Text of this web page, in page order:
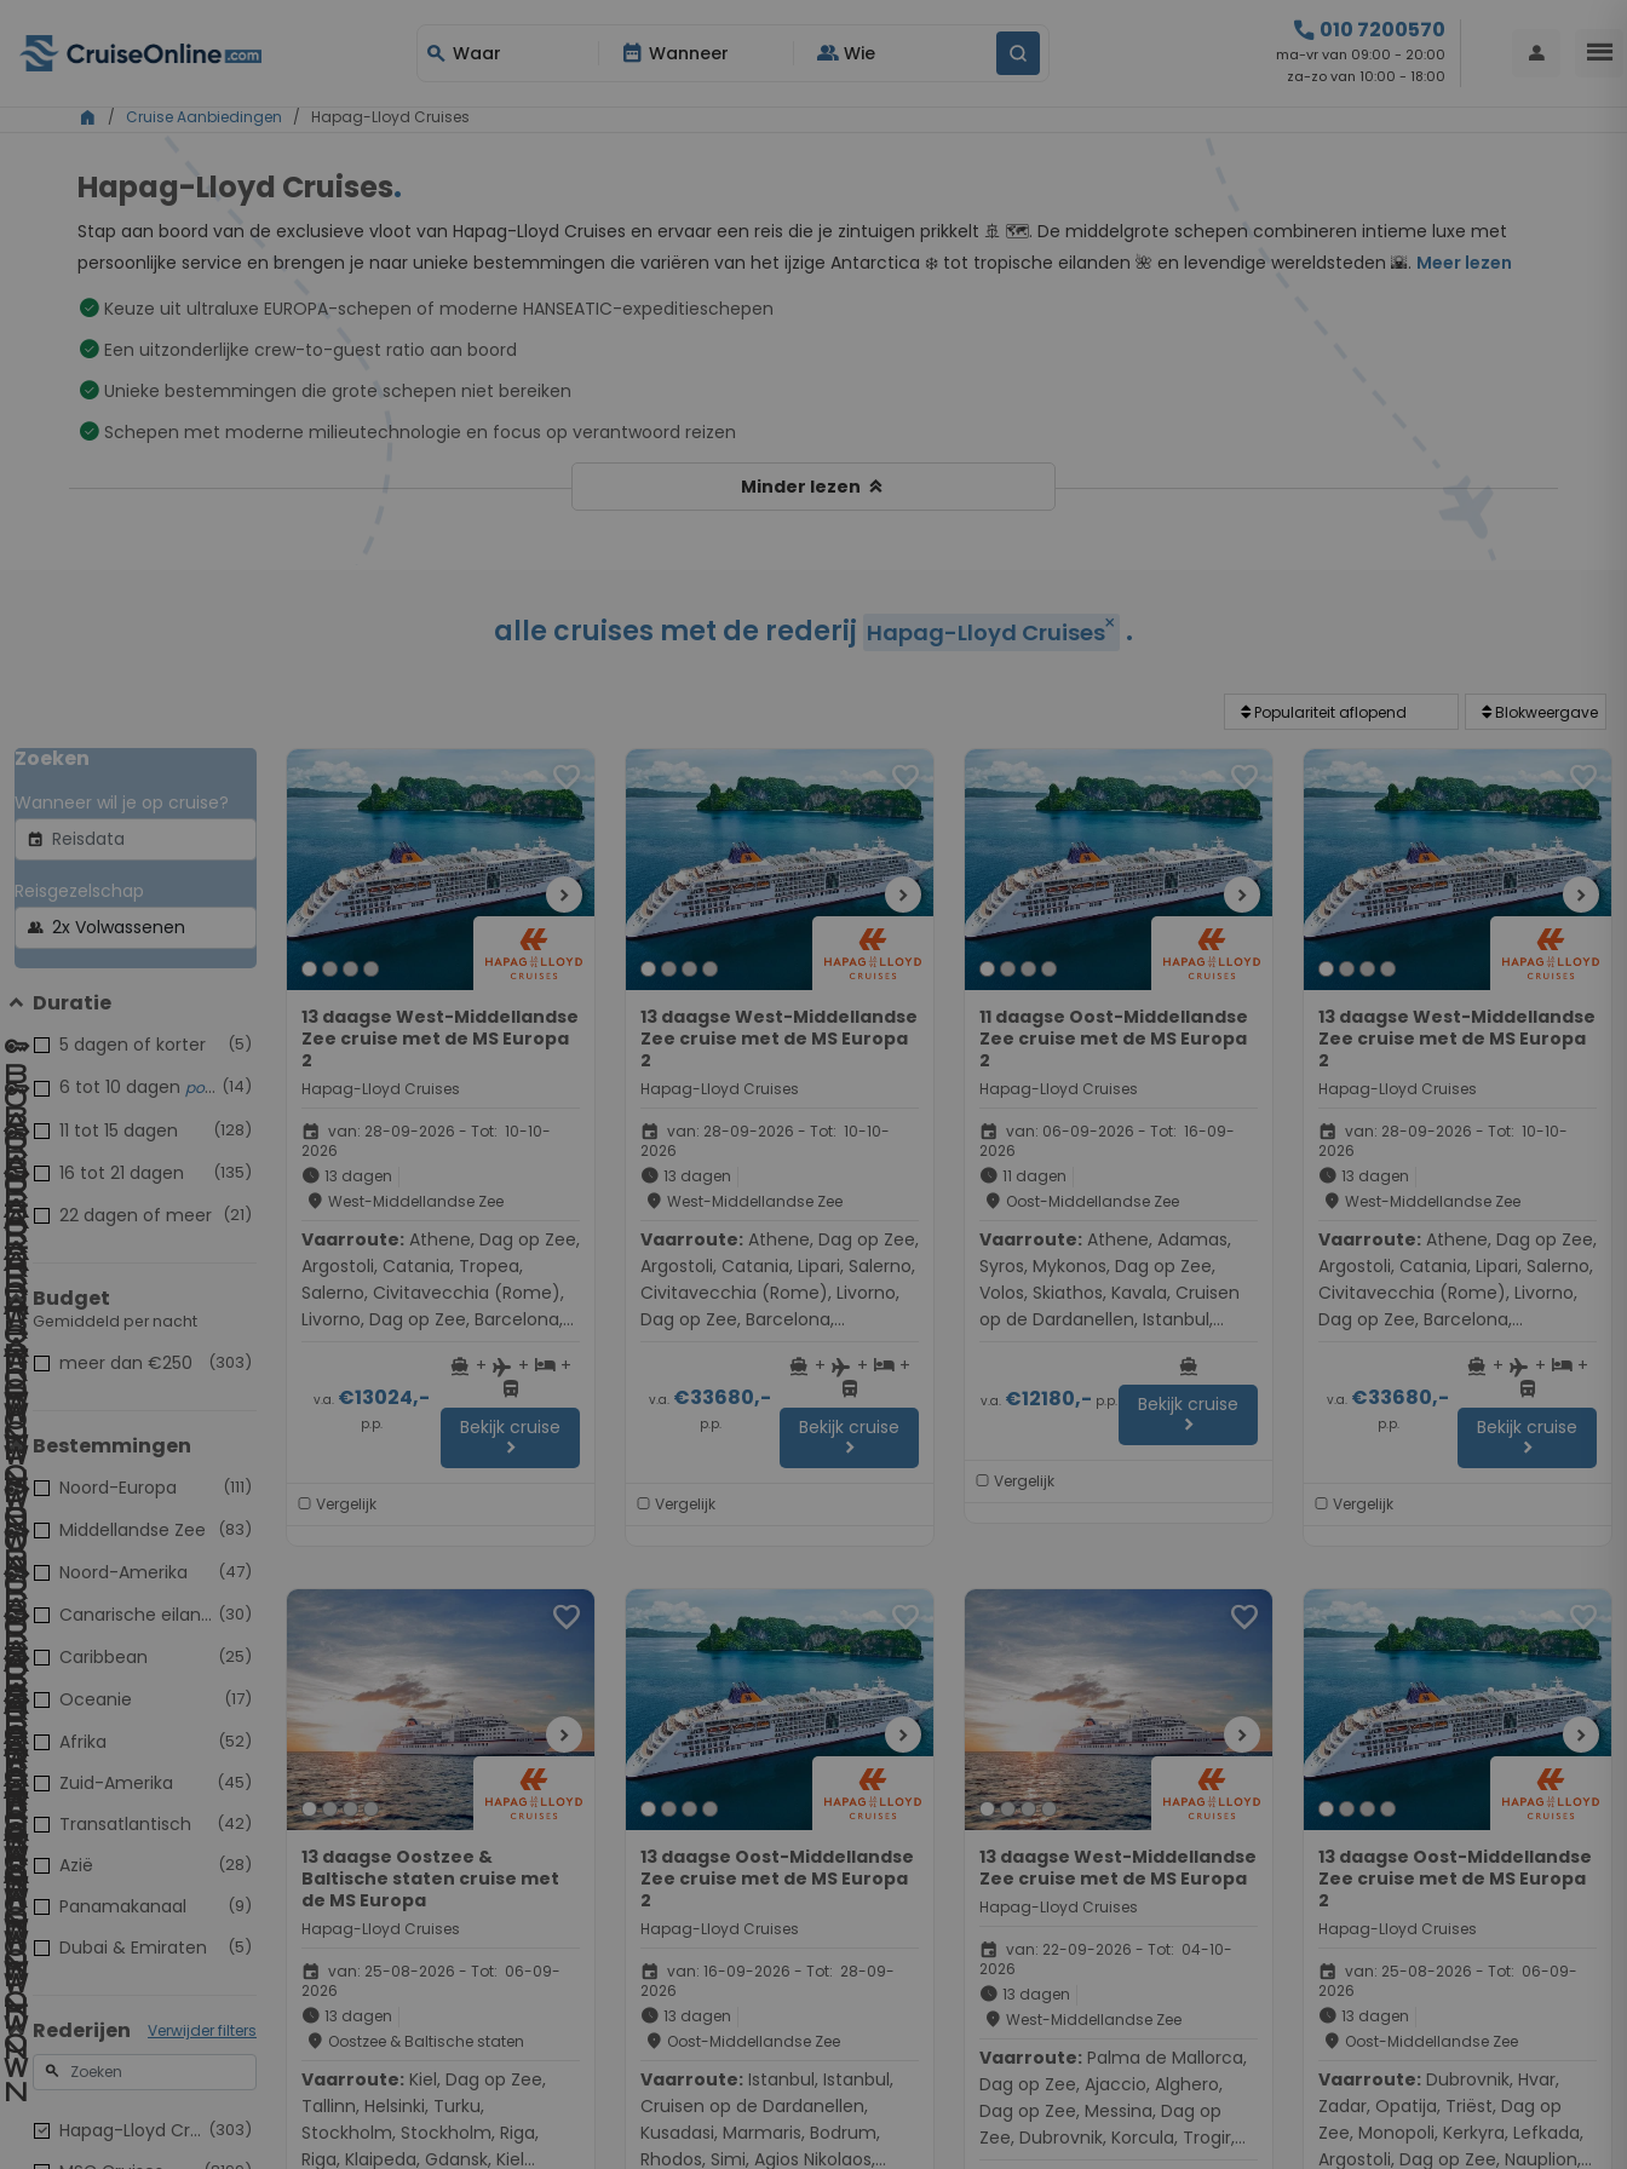
search Waar date_range Wanneer group Wie
call 010 7200570
ma-vr van 09:00 - 20:00
za-zo van 10:00 - 18:00
person menu
home / Cruise Aanbiedingen / Hapag-Lloyd Cruises
Hapag-Lloyd Cruises.
Stap aan boord van de exclusieve vloot van Hapag-Lloyd Cruises en ervaar een reis die je zintuigen prikkelt 🚢 🗺️. De middelgrote schepen combineren intieme luxe met
persoonlijke service en brengen je naar unieke bestemmingen die variëren van het ijzige Antarctica ❄️ tot tropische eilanden 🌺 en levendige wereldsteden 🌇. Meer lezen
check_circle Keuze uit ultraluxe EUROPA-schepen of moderne HANSEATIC-expeditieschepen
check_circle Een uitzonderlijke crew-to-guest ratio aan boord
check_circle Unieke bestemmingen die grote schepen niet bereiken
check_circle Schepen met moderne milieutechnologie en focus op verantwoord reizen
Minder lezen keyboard_double_arrow_up
alle cruises met de rederij Hapag-Lloyd Cruisesclose .
Zoeken
Wanneer wil je op cruise?
event
Reisgezelschap
group
Duratie
(5)
5 dagen of korter
(14)
6 tot 10 dagen populair
(128)
11 tot 15 dagen
(135)
16 tot 21 dagen
(21)
22 dagen of meer
Budget
Gemiddeld per nacht
(303)
meer dan €250
Bestemmingen
(111)
Noord-Europa
(83)
Middellandse Zee
(52)
Afrika
(47)
Noord-Amerika
(45)
Zuid-Amerika
(42)
Transatlantisch
(30)
Canarische eilanden
(28)
Azië
(25)
Caribbean
(17)
Oceanie
(9)
Panamakanaal
(5)
Dubai & Emiraten
Rederijen Verwijder filters
search
(303)
Hapag-Lloyd Cruises
favorite
chevron_right
13 daagse West-Middellandse
Zee cruise met de MS Europa
2
Hapag-Lloyd Cruises
event van: 28-09-2026 - Tot: 10-10-
2026
schedule 13 dagen
place West-Middellandse Zee
Vaarroute:
Argostoli, Catania, Tropea,
Salerno, Civitavecchia (Rome),
Livorno, Dag op Zee, Barcelona,
v.a.€13024,-
p.p.
directions_boat + flight + hotel +
directions_bus
Bekijk cruise
chevron_right
Vergelijk
favorite
chevron_right
13 daagse West-Middellandse
Zee cruise met de MS Europa
2
Hapag-Lloyd Cruises
event van: 28-09-2026 - Tot: 10-10-
2026
schedule 13 dagen
place West-Middellandse Zee
Vaarroute:
Argostoli, Catania, Lipari, Salerno,
Civitavecchia (Rome), Livorno,
Dag op Zee, Barcelona,
v.a. €33680,-
p.p.
directions_boat + flight + hotel +
directions_bus
Bekijk cruise
chevron_right
Vergelijk
favorite
chevron_right
11 daagse Oost-Middellandse
Zee cruise met de MS Europa
2
Hapag-Lloyd Cruises
event van: 06-09-2026 - Tot: 16-09-
2026
schedule 11 dagen
place Oost-Middellandse Zee
Vaarroute:
Syros, Mykonos, Dag op Zee,
Volos, Skiathos, Kavala, Cruisen
op de Dardanellen, Istanbul,
v.a. €12180,- p.p.
directions_boat
Bekijk cruise
chevron_right
Vergelijk
favorite
chevron_right
13 daagse West-Middellandse
Zee cruise met de MS Europa
2
Hapag-Lloyd Cruises
event van: 28-09-2026 - Tot: 10-10-
2026
schedule 13 dagen
place West-Middellandse Zee
Vaarroute:
Argostoli, Catania, Lipari, Salerno,
Civitavecchia (Rome), Livorno,
Dag op Zee, Barcelona,
v.a. €33680,-
p.p.
directions_boat + flight + hotel +
directions_bus
Bekijk cruise
chevron_right
Vergelijk
favorite
chevron_right
13 daagse Oostzee &
Baltische staten cruise met
de MS Europa
Hapag-Lloyd Cruises
event van: 25-08-2026 - Tot: 06-09-
2026
schedule 13 dagen
place Oostzee & Baltische staten
Vaarroute:
Tallinn, Helsinki, Turku,
Stockholm, Stockholm, Riga,
Riga, Klaipeda, Gdansk, Kiel
favorite
chevron_right
13 daagse Oost-Middellandse
Zee cruise met de MS Europa
2
Hapag-Lloyd Cruises
event van: 16-09-2026 - Tot: 28-09-
2026
schedule 13 dagen
place Oost-Middellandse Zee
Vaarroute:
Cruisen op de Dardanellen,
Kusadasi, Marmaris, Bodrum,
Rhodos, Simi, Agios Nikolaos,
favorite
chevron_right
13 daagse West-Middellandse
Zee cruise met de MS Europa
Hapag-Lloyd Cruises
event van: 22-09-2026 - Tot: 04-10-
2026
schedule 13 dagen
place West-Middellandse Zee
Vaarroute:
Dag op Zee, Ajaccio, Alghero,
Dag op Zee, Messina, Dag op
Zee, Dubrovnik, Korcula, Trogir,
favorite
chevron_right
13 daagse Oost-Middellandse
Zee cruise met de MS Europa
2
Hapag-Lloyd Cruises
event van: 25-08-2026 - Tot: 06-09-
2026
schedule 13 dagen
place Oost-Middellandse Zee
Vaarroute:
Zadar, Opatija, Triëst, Dag op
Zee, Monopoli, Kerkyra, Lefkada,
Argostoli, Dag op Zee, Nauplion,